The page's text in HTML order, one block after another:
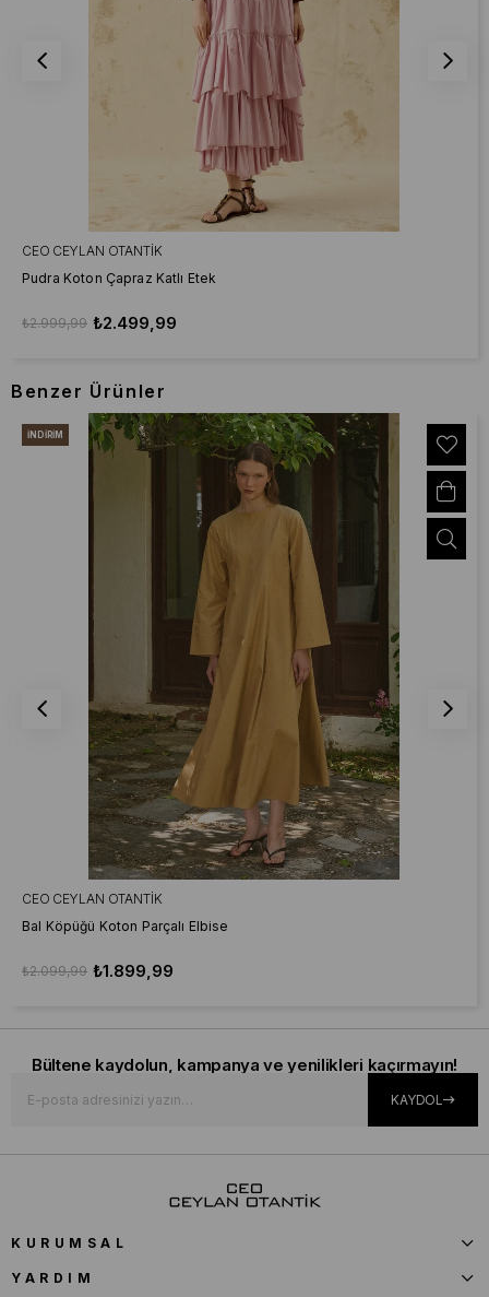
CEO CEYLAN OTANTIK
Pudra Koton Çapraz Katlı Etek
₺2.499,99
₺2.999,99
Benzer Ürünler
CEO CEYLAN OTANTIK
Bal Köpüğü Koton Parçalı Elbise
₺1.899,99
₺2.099,99
İNDIRIM
Bültene kaydolun, kampanya ve yenilikleri kaçırmayın!
KAYDOL
KURUMSAL
YARDIM